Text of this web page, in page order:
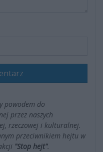
powodem do
przez naszych
rzeczowej i kulturalnej.
przeciwnikiem hejtu w
"Stop hejt".